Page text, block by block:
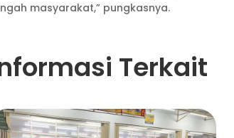
masyarakat,” pungkasnya.
Terkait